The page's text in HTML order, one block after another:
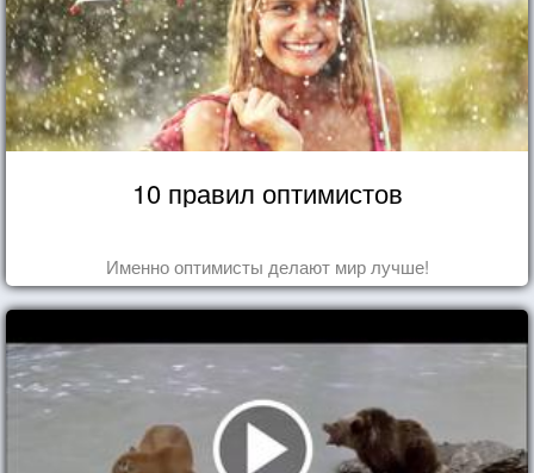
10 правил оптимистов
Именно оптимисты делают мир лучше!